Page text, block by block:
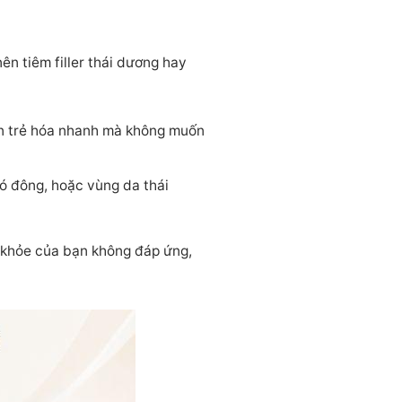
tiêm filler thái dương hay
hóa nhanh mà không muốn
đông, hoặc vùng da thái
của bạn không đáp ứng,